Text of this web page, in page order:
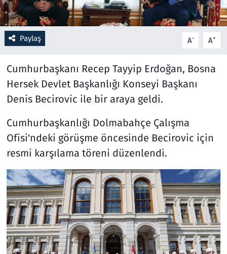
Paylaş A- A+
Cumhurbaşkanı Recep Tayyip Erdoğan, Bosna
Hersek Devlet Başkanlığı Konseyi Başkanı
Denis Becirovic ile bir araya geldi.
Cumhurbaşkanlığı Dolmabahçe Çalışma
Ofisi'ndeki görüşme öncesinde Becirovic için
resmi karşılama töreni düzenlendi.
Sağlık
Savunma Sanayi
Seçim 2023
Spor
Teknoloji ve Bilim
Televizyon